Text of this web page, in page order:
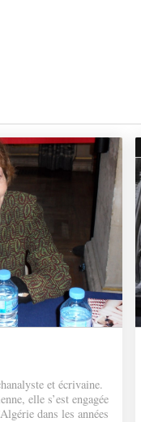
et écrivaine.
elle s’est engagée
dans les années